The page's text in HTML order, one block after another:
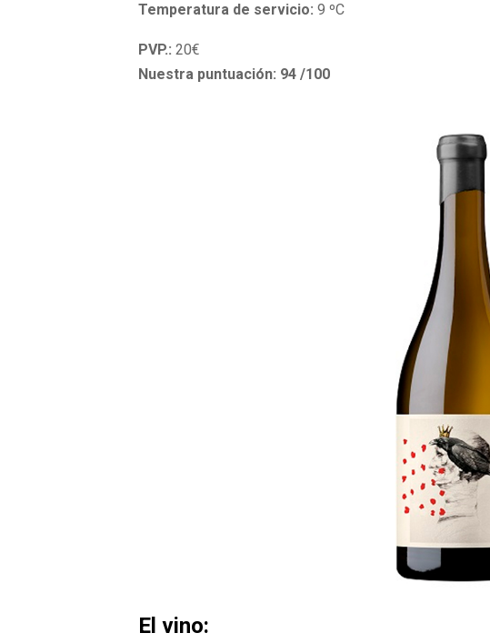
Temperatura de servicio: 9 ºC
PVP.: 20€
Nuestra puntuación: 94 /100
El vino: